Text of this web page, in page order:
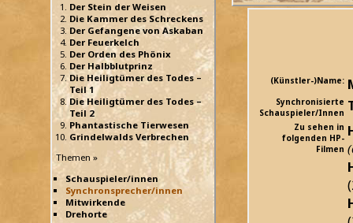
Der Stein der Weisen
Die Kammer des Schreckens
Der Gefangene von Askaban
Der Feuerkelch
Der Orden des Phönix
Der Halbblutprinz
Die Heiligtümer des Todes –
Teil 1
Die Heiligtümer des Todes –
Teil 2
Phantastische Tierwesen
Grindelwalds Verbrechen
Themen »
Schauspieler/innen
Synchronsprecher/innen
Mitwirkende
Drehorte
(Künstler-)Name:
Synchronisierte
Schauspieler/Innen
Zu sehen in
folgenden HP-
Filmen